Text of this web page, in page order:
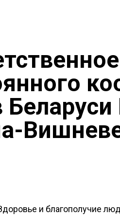
и благополучие